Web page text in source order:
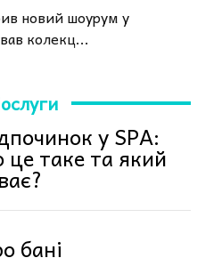
новий шоурум у
колекц...
у SPA:
таке та який
бані